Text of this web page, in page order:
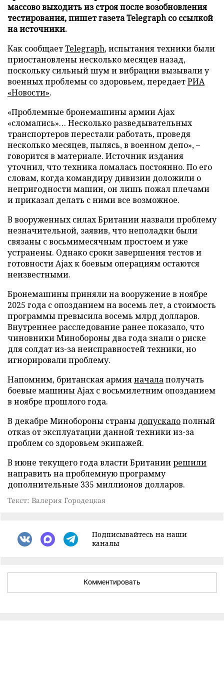
массово выходить из строя после возобновления
тестирования, пишет газета Telegraph со ссылкой
на источники.
Как сообщаетTelegraph, испытания техники были
приостановлены несколько месяцев назад,
поскольку сильный шум и вибрации вызывали у
военных проблемы со здоровьем, передаетРИА
«Новости».
«Проблемные бронемашины армии Ajax
«сломались»… Несколько разведывательных
транспортеров перестали работать, проведя
несколько месяцев, пылясь, в военном депо», –
говорится в материале. Источник издания
уточнил, что техника ломалась постоянно. По его
словам, когда командиру дивизии доложили о
непригодности машин, он лишь пожал плечами
и приказал делать с ними все возможное.
В вооруженных силах Британии назвали проблему
незначительной, заявив, что неполадки были
связаны с восьмимесячным простоем и уже
устранены. Однако сроки завершения тестов и
готовности Ajax к боевым операциям остаются
неизвестными.
Бронемашины приняли на вооружение в ноябре
2025 года с опозданием на восемь лет, а стоимость
программы превысила восемь млрд долларов.
Внутреннее расследование ранее показало, что
чиновники Минобороны два года знали о риске
для солдат из-за неисправностей техники, но
игнорировали проблему.
Напомним, британская армияначалаполучать
боевые машины Ajax с восьмилетним опозданием
в ноябре прошлого года.
В декабре Минобороны страны допускалополный
отказ от эксплуатации данной техники из-за
проблем со здоровьем экипажей.
В июне текущего года власти Британиирешили
направить на проблемную программу
дополнительные 335 миллионов долларов.
Текст: Валерия Городецкая
Подписывайтесь на наши
каналы
Комментировать